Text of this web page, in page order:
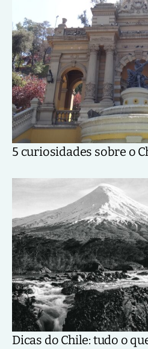
5 curiosidades sobre o
Dicas do Chile: tudo o